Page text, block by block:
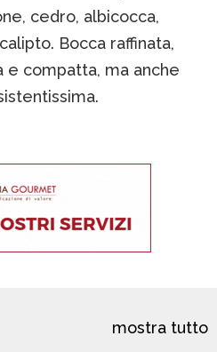
cedro, albicocca,
Bocca raffinata,
compatta, ma anche
mostra tutto